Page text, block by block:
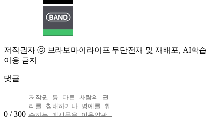
저작권자 ⓒ 브라보마이라이프 무단전재 및 재배포, AI학습
이용 금지
댓글
0 / 300